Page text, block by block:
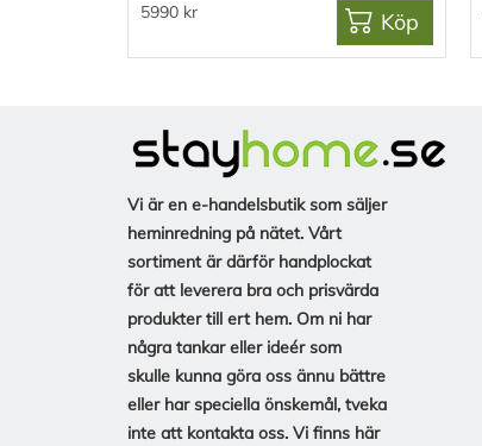
5990 kr Köp
Vi är en e-handelsbutik som säljer
heminredning på nätet. Vårt
sortiment är därför handplockat
för att leverera bra och prisvärda
produkter till ert hem. Om ni har
några tankar eller ideér som
skulle kunna göra oss ännu bättre
eller har speciella önskemål, tveka
inte att kontakta oss. Vi finns här